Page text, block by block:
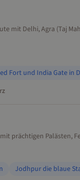
mit Delhi, Agra (Taj
Fort und India Gate in
prächtigen Palästen,
Jodhpur die blaue